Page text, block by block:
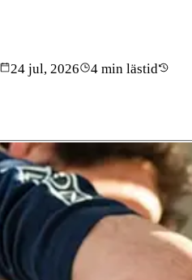
24 jul, 2026
4 min lästid